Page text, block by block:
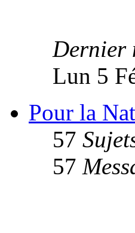
Dernier
Lun 5
Pour la
57
57